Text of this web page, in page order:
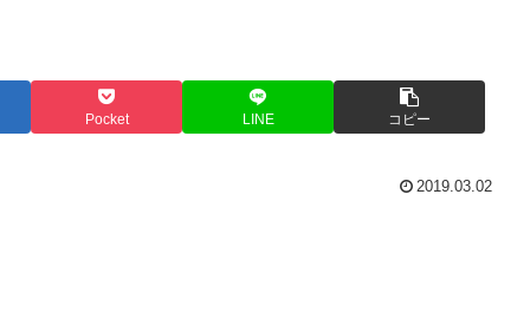
Pocket LINE コピー
2019.03.02